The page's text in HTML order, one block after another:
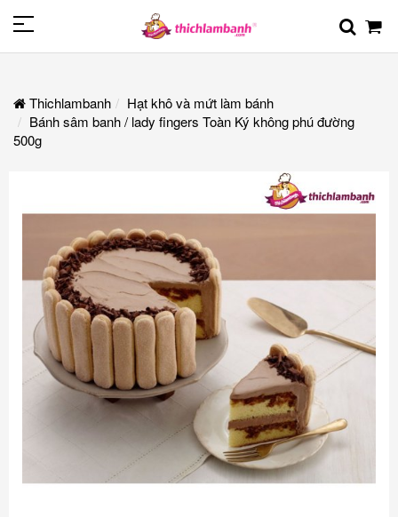
Thichlambanh
Hạt khô và mứt làm bánh
Bánh sâm banh / lady fingers Toàn Ký không phú đường
500g